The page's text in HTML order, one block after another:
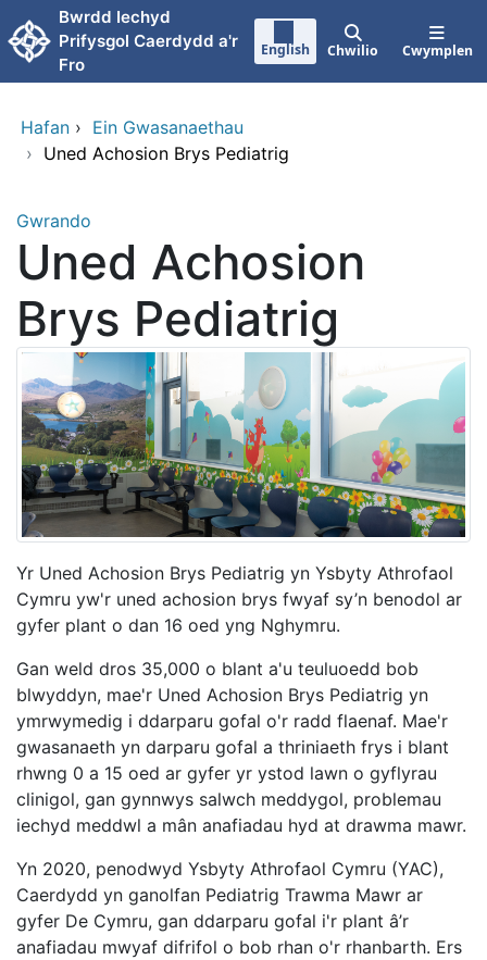
Neidio i'r prif gynnwy
Bwrdd Iechyd
Prifysgol Caerdydd a'r
Fro
English Chwilio Cwymplen
Hafan › Ein Gwasanaethau
› Uned Achosion Brys Pediatrig
Gwrando
Uned Achosion
Brys Pediatrig
Yr Uned Achosion Brys Pediatrig yn Ysbyty Athrofaol
Cymru yw'r uned achosion brys fwyaf sy’n benodol ar
gyfer plant o dan 16 oed yng Nghymru.
Gan weld dros 35,000 o blant a'u teuluoedd bob
blwyddyn, mae'r Uned Achosion Brys Pediatrig yn
ymrwymedig i ddarparu gofal o'r radd flaenaf. Mae'r
gwasanaeth yn darparu gofal a thriniaeth frys i blant
rhwng 0 a 15 oed ar gyfer yr ystod lawn o gyflyrau
clinigol, gan gynnwys salwch meddygol, problemau
iechyd meddwl a mân anafiadau hyd at drawma mawr.
Yn 2020, penodwyd Ysbyty Athrofaol Cymru (YAC),
Caerdydd yn ganolfan Pediatrig Trawma Mawr ar
gyfer De Cymru, gan ddarparu gofal i'r plant â’r
anafiadau mwyaf difrifol o bob rhan o'r rhanbarth. Ers